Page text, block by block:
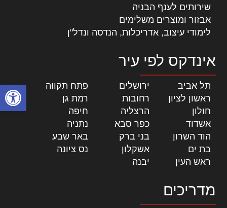
פתח
שירותים לענף הבניה
אבזור ומוצרים משלימים
לימודי עיצוב, אדריכלות, הנדסה ונדל"ן
אינדקס לפי עיר
תל אביב ירושלים פתח תקווה
ראשון לציון
רחובות רמת גן
חולון
הרצליה חיפה
אשדוד
כפר סבא נתניה
הוד השרון
בני ברק באר שבע
בת ים
אשקלון נס ציונה
ראש העין
יבנה
מדריכים